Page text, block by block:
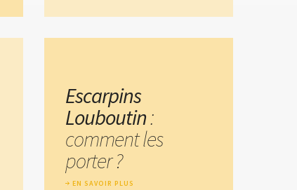
Escarpins
Louboutin:
comment les
porter ?
EN SAVOIR PLUS